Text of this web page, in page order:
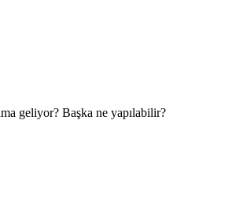
geliyor? Başka ne yapılabilir?